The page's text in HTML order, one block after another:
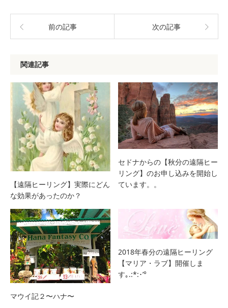
前の記事 次の記事
関連記事
【遠隔ヒーリング】実際にどん
な効果があったのか？
セドナからの【秋分の遠隔ヒー
リング】のお申し込みを開始し
ています。。
マウイ記２〜ハナ〜
2018年春分の遠隔ヒーリング
【マリア・ラブ】開催しま
す｡.:*:･’°